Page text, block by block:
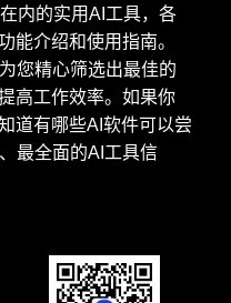
内的实用AI工具，各
能介绍和使用指南。
您精心筛选出最佳的
高工作效率。如果你
道有哪些AI软件可以尝
最全面的AI工具信